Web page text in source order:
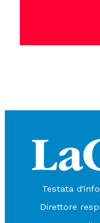
Testata
Direttore